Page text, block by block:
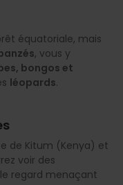
équatoriale, mais
, vous y
bongos et
léopards.
de Kitum (Kenya) et
voir des
regard menaçant